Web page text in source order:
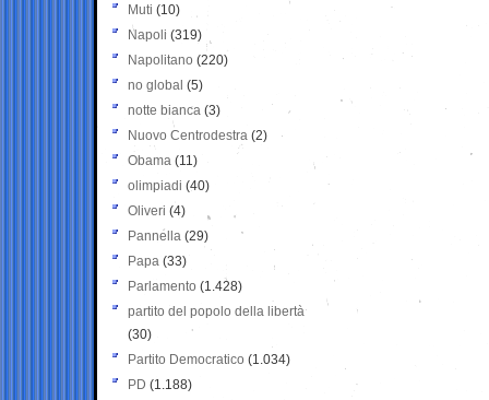
Muti (10)
Napoli (319)
Napolitano (220)
no global (5)
notte bianca (3)
Nuovo Centrodestra (2)
Obama (11)
olimpiadi (40)
Oliveri (4)
Pannella (29)
Papa (33)
Parlamento (1.428)
partito del popolo della libertà
(30)
Partito Democratico (1.034)
PD (1.188)